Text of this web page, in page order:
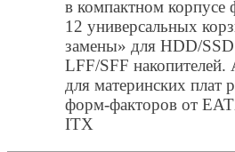
в компактном корпусе
12 универсальных
замены» для HDD/
LFF/SFF накопителей.
для материнских плат
форм-факторов от
ITX